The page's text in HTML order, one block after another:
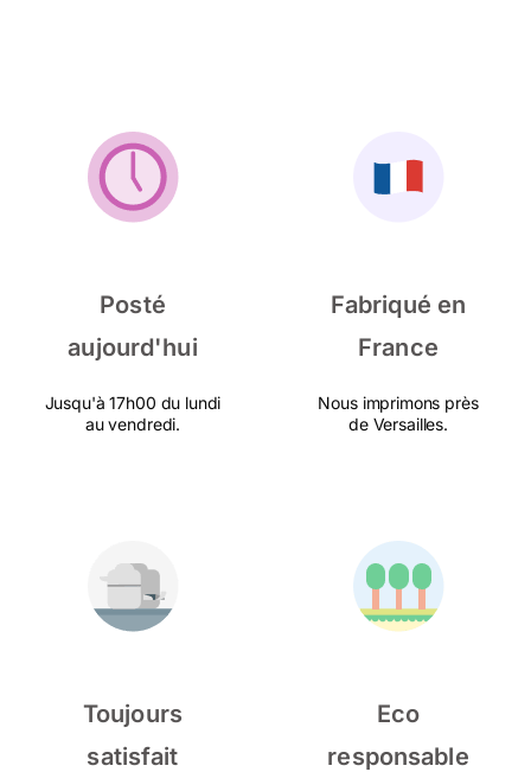
Posté
aujourd'hui
Jusqu'à 17h00 du lundi
au vendredi.
Fabriqué en
France
Nous imprimons près
de Versailles.
Toujours
satisfait
Eco
responsable